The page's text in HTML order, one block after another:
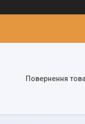
Повернення